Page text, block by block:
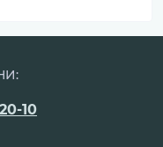
10